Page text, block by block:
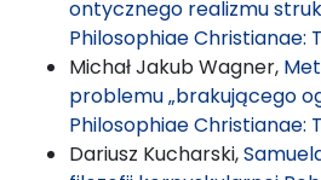
ontycznego realizmu
Philosophiae Christianae:
Michał Jakub Wagner,
problemu „brakującego
Philosophiae Christianae:
Dariusz Kucharski,